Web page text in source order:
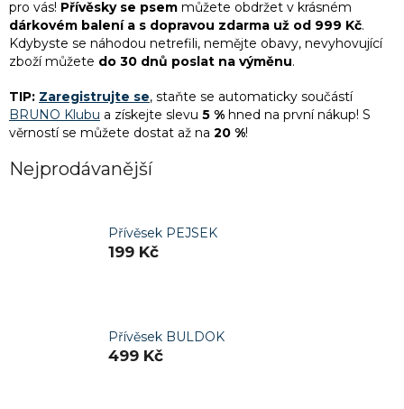
pro vás! Přívěsky se psem můžete obdržet v krásném
dárkovém balení a s dopravou zdarma už od 999 Kč.
Kdybyste se náhodou netrefili, nemějte obavy, nevyhovující
zboží můžete do 30 dnů poslat na výměnu.
TIP: Zaregistrujte se, staňte se automaticky součástí
BRUNO Klubu a získejte slevu 5 % hned na první nákup! S
věrností se můžete dostat až na 20 %!
Nejprodávanější
Přívěsek PEJSEK
199 Kč
Přívěsek BULDOK
499 Kč